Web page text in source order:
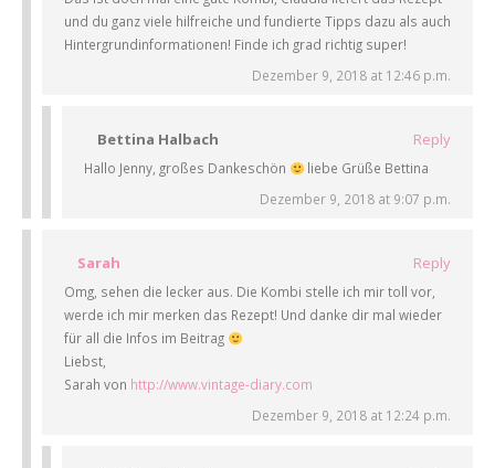
und du ganz viele hilfreiche und fundierte Tipps dazu als auch
Hintergrundinformationen! Finde ich grad richtig super!
Dezember 9, 2018 at 12:46 p.m.
Bettina Halbach Reply
Hallo Jenny, großes Dankeschön
liebe Grüße Bettina
Dezember 9, 2018 at 9:07 p.m.
Sarah Reply
Omg, sehen die lecker aus. Die Kombi stelle ich mir toll vor,
werde ich mir merken das Rezept! Und danke dir mal wieder
für all die Infos im Beitrag
Liebst,
Sarah von http://www.vintage-diary.com
Dezember 9, 2018 at 12:24 p.m.